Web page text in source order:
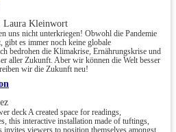
Laura Kleinwort
uns nicht unterkriegen! Obwohl die Pandemie
gibt es immer noch keine globale
bedrohen die Klimakrise, Ernährungskrise und
aller Zukunft. Aber wir können die Welt besser
wir die Zukunft neu!
deck A created space for readings,
this interactive installation made of tuftings,
invites viewers to position themselves amongst